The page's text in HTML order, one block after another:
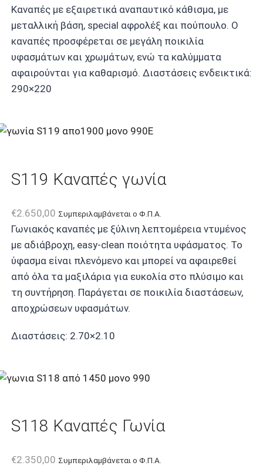
Καναπές με εξαιρετικά αναπαυτικό κάθισμα, με
μεταλλική βάση, special αφρολέξ και πούπουλο. Ο
καναπές προσφέρεται σε μεγάλη ποικιλία
υφασμάτων και χρωμάτων, ενώ τα καλύμματα
αφαιρούνται για καθαρισμό. Διαστάσεις ενδεικτικά:
290×220
S119 Kαναπές γωνία
€2.650,00 Συμπεριλαμβάνεται ο Φ.Π.Α.
Γωνιακός καναπές με ξύλινη λεπτομέρεια ντυμένος
με αδιάβροχη, easy-clean ποιότητα υφάσματος. Το
ύφασμα είναι πλενόμενο και μπορεί να αφαιρεθεί
από όλα τα μαξιλάρια για ευκολία στο πλύσιμο και
τη συντήρηση. Παράγεται σε ποικιλία διαστάσεων,
αποχρώσεων υφασμάτων.
Διαστάσεις: 2.70×2.10
S118 Καναπές Γωνία
€2.350,00 Συμπεριλαμβάνεται ο Φ.Π.Α.